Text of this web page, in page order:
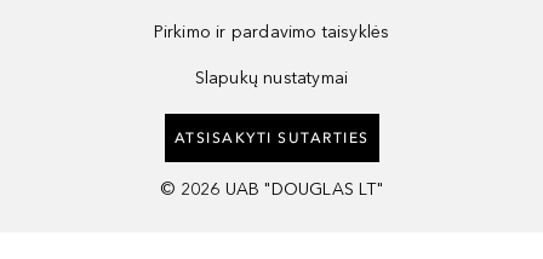
Pirkimo ir pardavimo taisyklės
Slapukų nustatymai
ATSISAKYTI SUTARTIES
© 2026 UAB "DOUGLAS LT"